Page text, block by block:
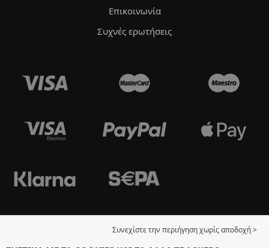
Επικοινωνία
Συχνές ερωτήσεις
Συνεχίστε την περιήγηση χωρίς αποδοχή >